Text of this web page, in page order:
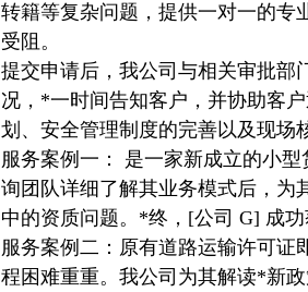
转籍等复杂问题，提供一对一的专
受阻。
提交申请后，我公司与相关审批部
况，*一时间告知客户，并协助客
划、安全管理制度的完善以及现场
服务案例一： 是一家新成立的小
询团队详细了解其业务模式后，为
中的资质问题。*终，[公司 G] 成
服务案例二：原有道路运输许可证
程困难重重。我公司为其解读*新